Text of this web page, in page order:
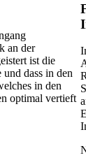
an der
ist die
dass in den
in den
optimal vertieft